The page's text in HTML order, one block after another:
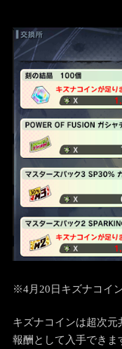
※4月20日キズナコイ
キズナコインは超次元
報酬として入手できま